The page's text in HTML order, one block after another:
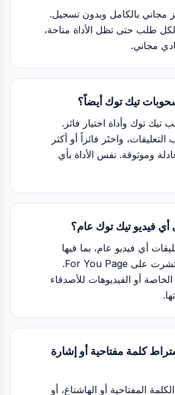
مجاني بالكامل وبدون تسجيل.
طلب حتى تظل الأداة متاحة،
مجاني.
تيك توك أيضاً؟
توك وأداة اختيار فائز.
واختَر فائزاً أو أكثر
وموثوقة. نفس الأداة بأي
فيديو تيك توك عام؟
أي فيديو عام، بما فيها
الفيديوهات التي انتشرت على For You Page.
أو الفيديوهات للأصدقاء
كلمة مفتاحية أو إشارة
المفتاحية أو الهاشتاغ، أو